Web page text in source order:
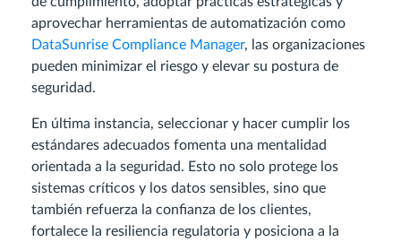
aprovechar herramientas de automatización como
DataSunrise Compliance Manager, las organizaciones
pueden minimizar el riesgo y elevar su postura de
seguridad.
En última instancia, seleccionar y hacer cumplir los
estándares adecuados fomenta una mentalidad
orientada a la seguridad. Esto no solo protege los
sistemas críticos y los datos sensibles, sino que
también refuerza la confianza de los clientes,
fortalece la resiliencia regulatoria y posiciona a la